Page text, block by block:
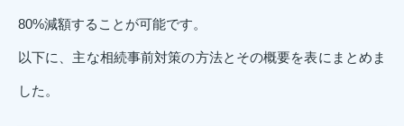
80%減額することが可能です。
以下に、主な相続事前対策の方法とその概要を表にまとめま
した。